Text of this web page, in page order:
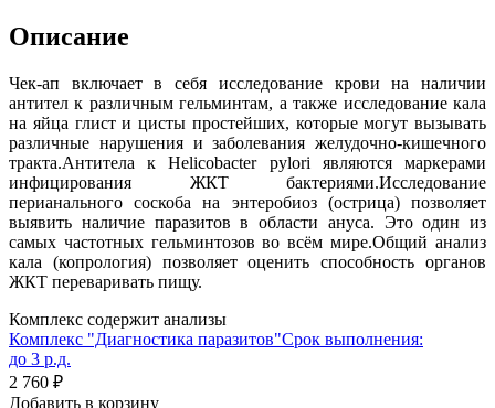
Описание
Чек-ап включает в себя исследование крови на наличии
антител к различным гельминтам, а также исследование кала
на яйца глист и цисты простейших, которые могут вызывать
различные нарушения и заболевания желудочно-кишечного
тракта.Антитела к Helicobacter pylori являются маркерами
инфицирования ЖКТ бактериями.Исследование
перианального соскоба на энтеробиоз (острица) позволяет
выявить наличие паразитов в области ануса. Это один из
самых частотных гельминтозов во всём мире.Общий анализ
кала (копрология) позволяет оценить способность органов
ЖКТ переваривать пищу.
Комплекс содержит анализы
Комплекс "Диагностика паразитов"Срок выполнения:
до 3 р.д.
2 760 ₽
Добавить в корзину